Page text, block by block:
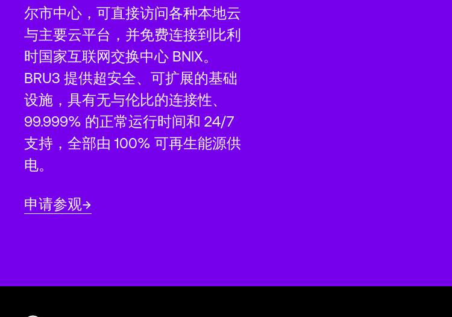
尔市中心，可直接访问各种本地云
与主要云平台，并免费连接到比利
时国家互联网交换中心 BNIX。
BRU3 提供超安全、可扩展的基础
设施，具有无与伦比的连接性、
99.999% 的正常运行时间和 24/7
支持，全部由 100% 可再生能源供
电。
申请参观